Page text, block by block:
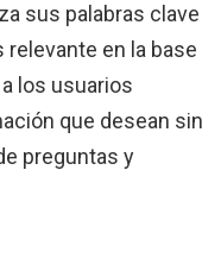
sus palabras clave
en la base
los usuarios
que desean sin
preguntas y